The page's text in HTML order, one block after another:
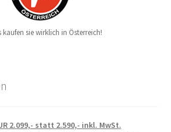
kaufen sie wirklich in Österreich!
2.099,- statt 2.590,- inkl. MwSt.